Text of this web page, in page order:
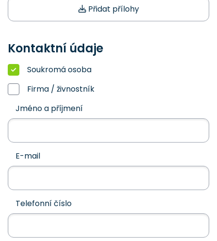
Přidat přílohy
Kontaktní údaje
Soukromá osoba
Firma / živnostník
Jméno a příjmení
E-mail
Telefonní číslo